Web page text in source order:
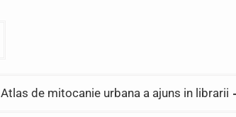
Atlas de mitocanie urbana a ajuns in librarii